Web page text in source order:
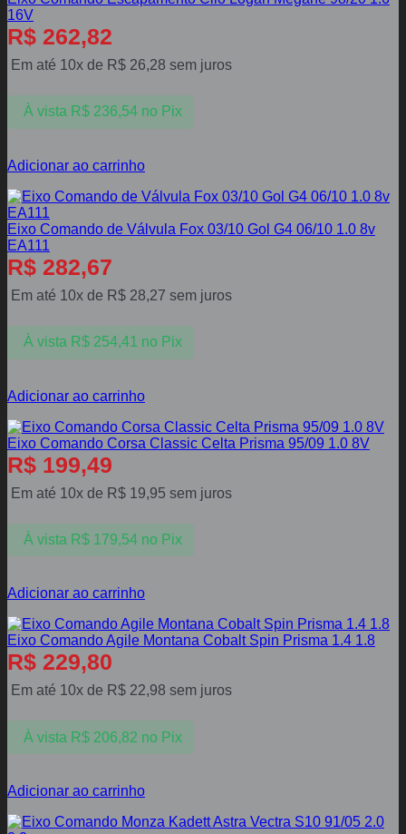
16V
R$ 262,82
Em até 10x de R$ 26,28 sem juros
À vista R$236,54 no Pix
Adicionar ao carrinho
Eixo Comando de Válvula Fox 03/10 Gol G4 06/10 1.0 8v
EA111
R$ 282,67
Em até 10x de R$ 28,27 sem juros
À vista R$254,41 no Pix
Adicionar ao carrinho
Eixo Comando Corsa Classic Celta Prisma 95/09 1.0 8V
R$ 199,49
Em até 10x de R$ 19,95 sem juros
À vista R$179,54 no Pix
Adicionar ao carrinho
Eixo Comando Agile Montana Cobalt Spin Prisma 1.4 1.8
R$ 229,80
Em até 10x de R$ 22,98 sem juros
À vista R$206,82 no Pix
Adicionar ao carrinho